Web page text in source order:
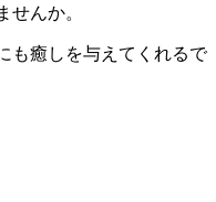
せんか。
も癒しを与えてくれるで